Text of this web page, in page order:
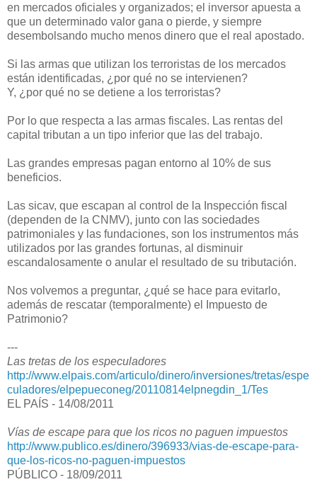
en mercados oficiales y organizados; el inversor apuesta a
que un determinado valor gana o pierde, y siempre
desembolsando mucho menos dinero que el real apostado.
Si las armas que utilizan los terroristas de los mercados
están identificadas, ¿por qué no se intervienen?
Y, ¿por qué no se detiene a los terroristas?
Por lo que respecta a las armas fiscales. Las rentas del
capital tributan a un tipo inferior que las del trabajo.
Las grandes empresas pagan entorno al 10% de sus
beneficios.
Las sicav, que escapan al control de la Inspección fiscal
(dependen de la CNMV), junto con las sociedades
patrimoniales y las fundaciones, son los instrumentos más
utilizados por las grandes fortunas, al disminuir
escandalosamente o anular el resultado de su tributación.
Nos volvemos a preguntar, ¿qué se hace para evitarlo,
además de rescatar (temporalmente) el Impuesto de
Patrimonio?
---
Las tretas de los especuladores
http://www.elpais.com/articulo/dinero/inversiones/tretas/espe
culadores/elpepueconeg/20110814elpnegdin_1/Tes
EL PAÍS - 14/08/2011
Vías de escape para que los ricos no paguen impuestos
http://www.publico.es/dinero/396933/vias-de-escape-para-
que-los-ricos-no-paguen-impuestos
PÚBLICO - 18/09/2011